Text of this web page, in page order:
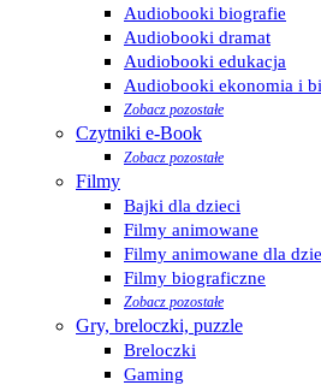
Audiobooki biografie
Audiobooki dramat
Audiobooki edukacja
Audiobooki ekonomia i
Zobacz pozostałe
Czytniki e-Book
Zobacz pozostałe
Filmy
Bajki dla dzieci
Filmy animowane
Filmy animowane dla
Filmy biograficzne
Zobacz pozostałe
Gry, breloczki, puzzle
Breloczki
Gaming